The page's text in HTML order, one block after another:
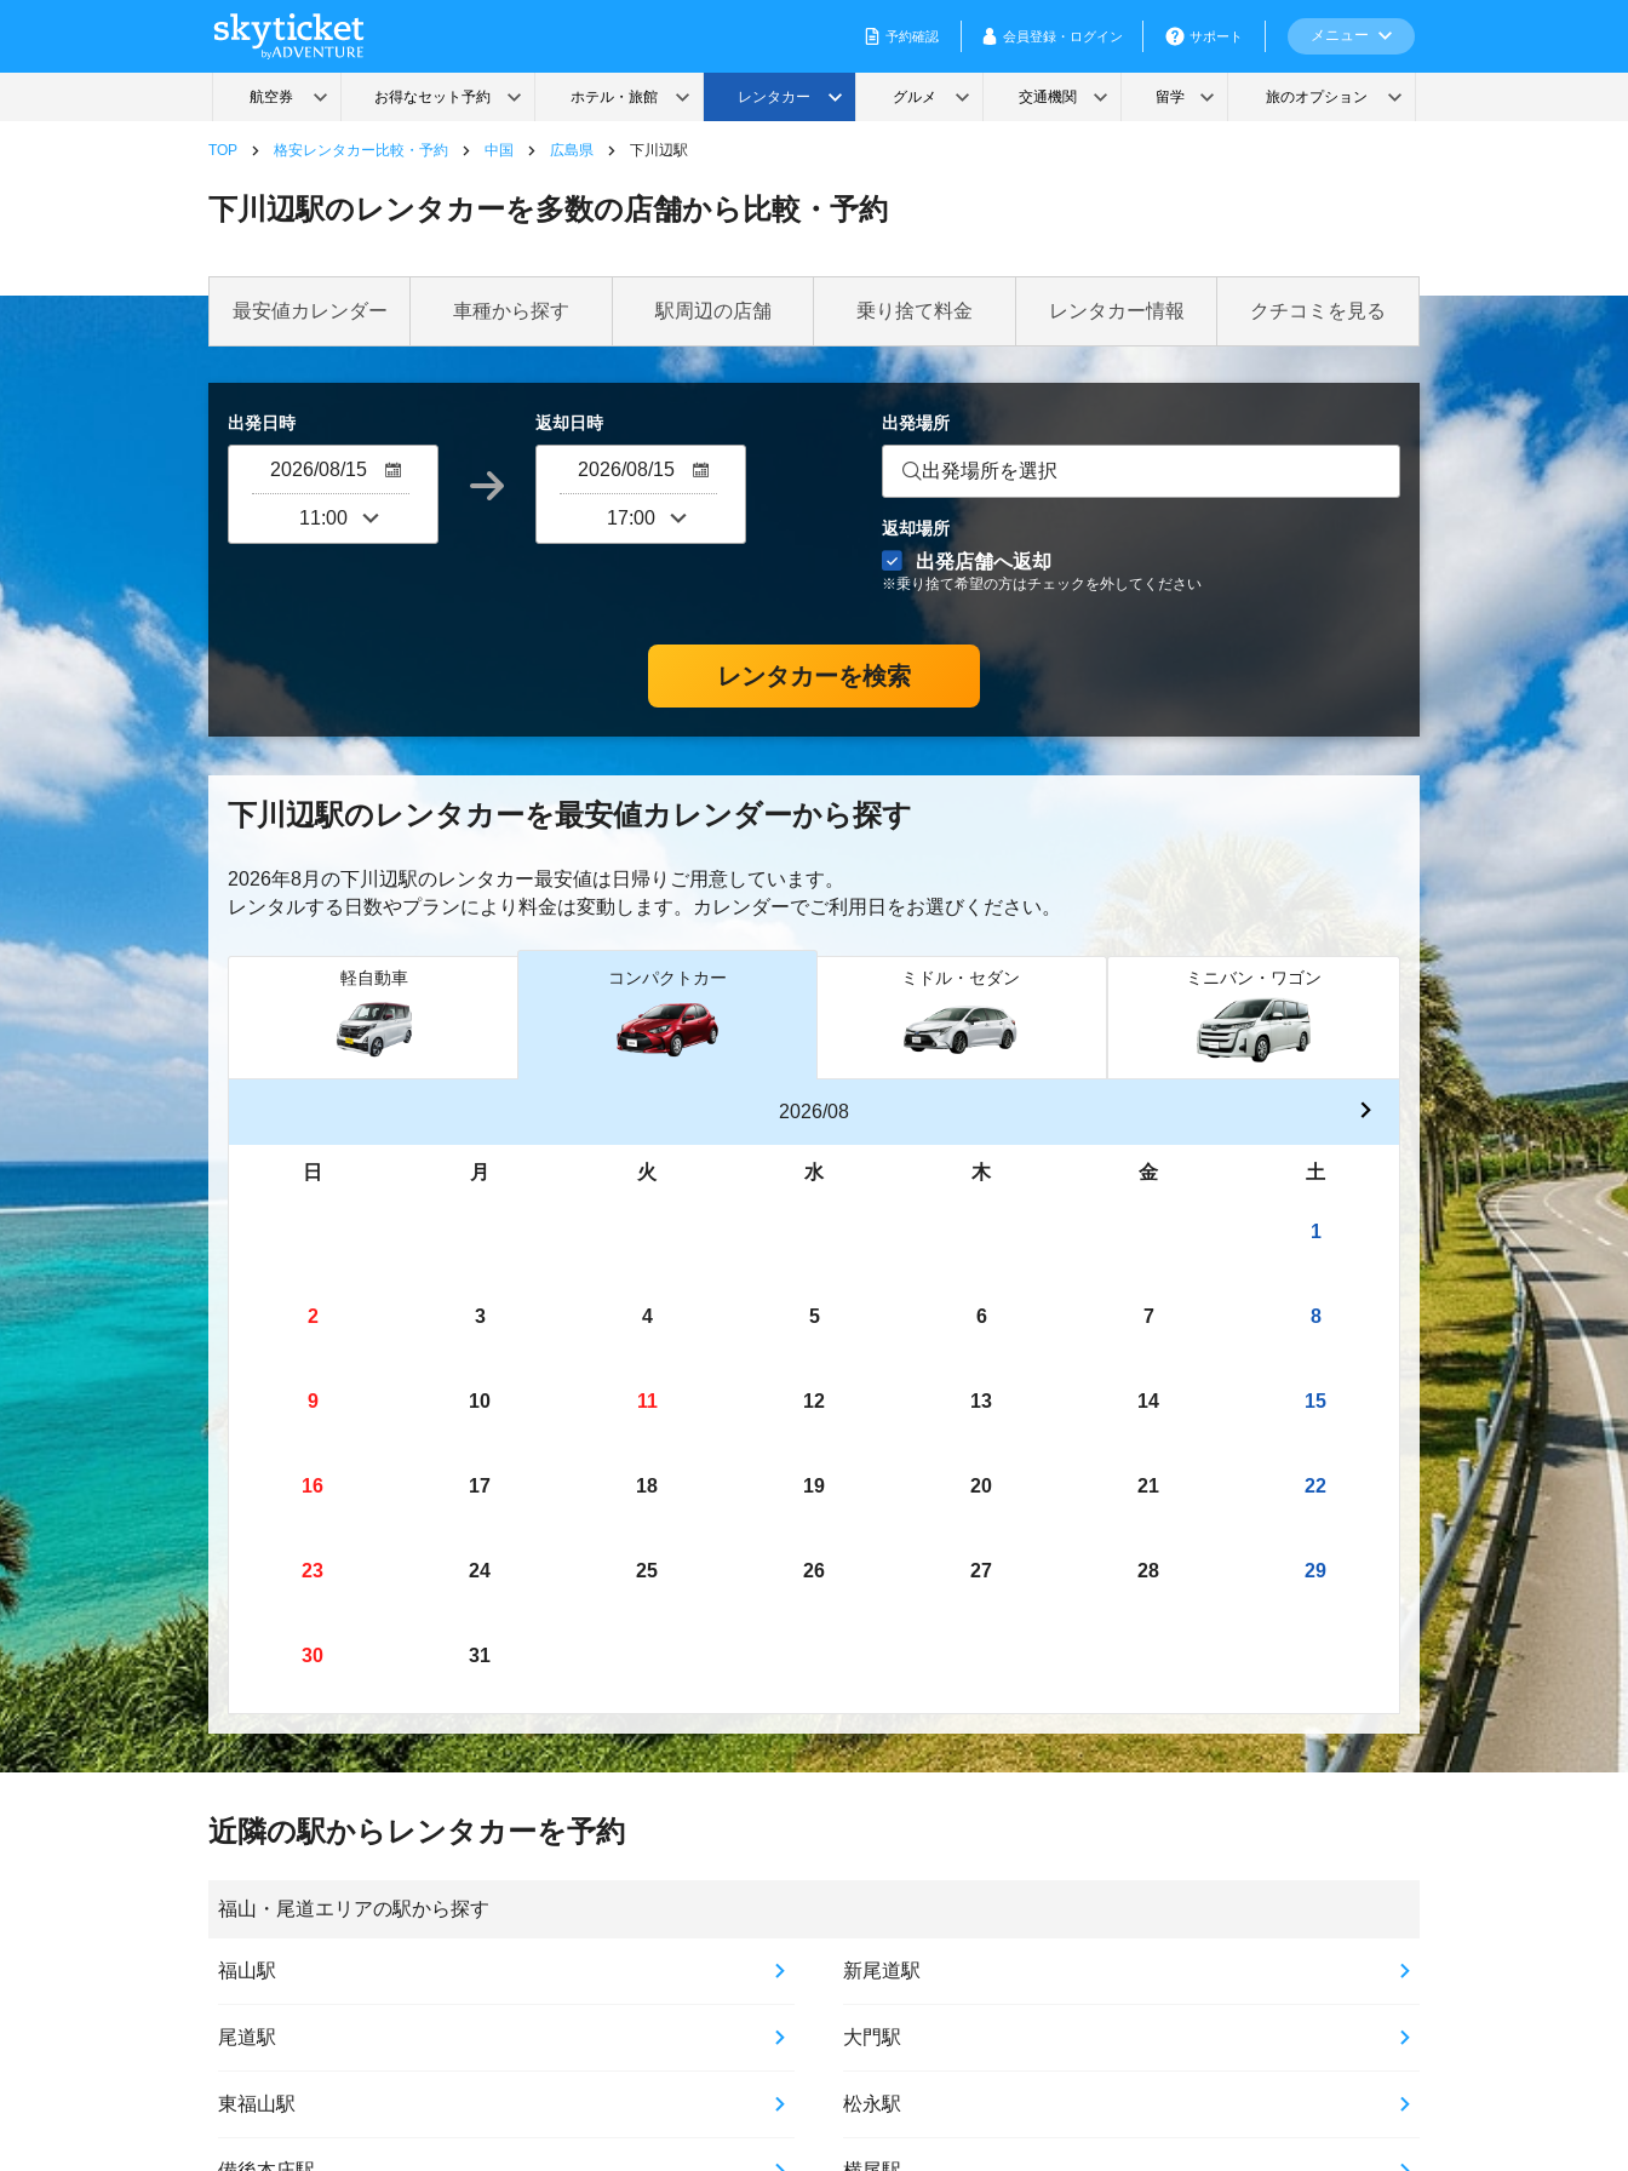
TOP 格安レンタカー比較・予約 中国 広島県 下川辺駅
下川辺駅のレンタカーを多数の店舗から比較・予約
最安値カレンダー 車種から探す 駅周辺の店舗 乗り捨て料金 レンタカー情報 クチコミを見る
出発日時 返却日時 出発場所
出発場所を選択
返却場所
出発店舗へ返却
※乗り捨て希望の方はチェックを外してください
レンタカーを検索
下川辺駅のレンタカーを最安値カレンダーから探す
2026年8月の下川辺駅のレンタカー最安値は日帰り ご用意しています。
レンタルする日数やプランにより料金は変動します。カレンダーでご利用日をお選びください。
軽自動車 コンパクトカー ミドル・セダン ミニバン・ワゴン
2026/08
日 月 火 水 木 金 土
1
2 3 4 5 6 7 8
9 10 11 12 13 14 15
16 17 18 19 20 21 22
23 24 25 26 27 28 29
30 31
近隣の駅からレンタカーを予約
福山・尾道エリアの駅から探す
福山駅 新尾道駅
尾道駅 大門駅
東福山駅 松永駅